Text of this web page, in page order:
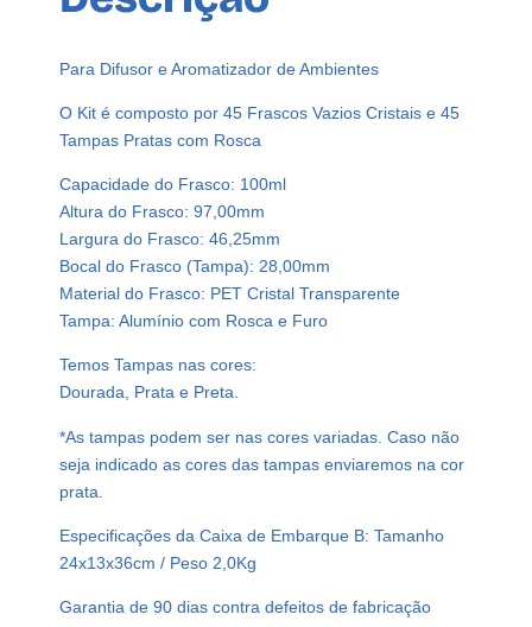
i
c
C
r
i
s
t
a
l
P
t
1
0
m
l
T
Para Difusor e Aromatizador de Ambientes
O Kit é composto por 45 Frascos Vazios Cristais e 45
Tampas Pratas com Rosca
Capacidade do Frasco: 100ml
Altura do Frasco: 97,00mm
Largura do Frasco: 46,25mm
Bocal do Frasco (Tampa): 28,00mm
Material do Frasco: PET Cristal Transparente
Tampa: Alumínio com Rosca e Furo
Temos Tampas nas cores:
Dourada, Prata e Preta.
*As tampas podem ser nas cores variadas. Caso não
seja indicado as cores das tampas enviaremos na cor
prata.
Especificações da Caixa de Embarque B: Tamanho
24x13x36cm / Peso 2,0Kg
Garantia de 90 dias contra defeitos de fabricação